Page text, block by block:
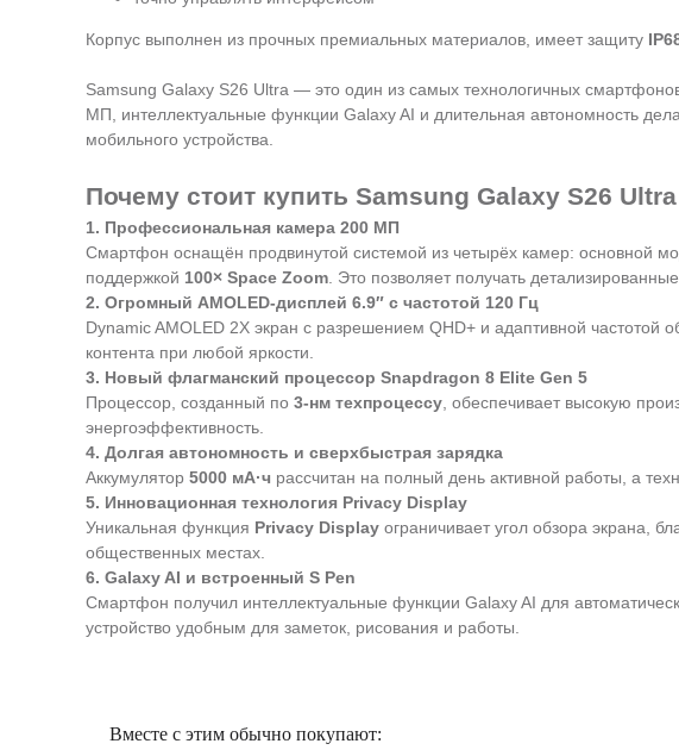
Корпус выполнен из прочных премиальных материалов, имеет защиту
Samsung Galaxy S26 Ultra — это один из самых технологичных
МП, интеллектуальные функции Galaxy AI и длительная автономность
мобильного устройства.
Почему стоит купить Samsung Galaxy S26
1. Профессиональная камера 200 МП
Смартфон оснащён продвинутой системой из четырёх камер: основной
поддержкой 100× Space Zoom. Это позволяет получать
2. Огромный AMOLED-дисплей 6.9″ с частотой 120 Гц
Dynamic AMOLED 2X экран с разрешением QHD+ и адаптивной частотой
контента при любой яркости.
3. Новый флагманский процессор Snapdragon 8 Elite Gen 5
Процессор, созданный по 3-нм техпроцессу, обеспечивает высокую
энергоэффективность.
4. Долгая автономность и сверхбыстрая зарядка
Аккумулятор 5000 мА·ч рассчитан на полный день активной работы, а
5. Инновационная технология Privacy Display
Уникальная функция Privacy Display ограничивает угол обзора экрана,
общественных местах.
6. Galaxy AI и встроенный S Pen
Смартфон получил интеллектуальные функции Galaxy AI для
устройство удобным для заметок, рисования и работы.
Вместе с этим обычно покупают: